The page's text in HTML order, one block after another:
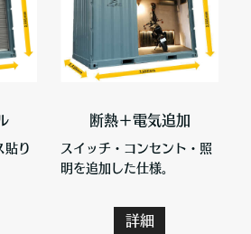
貼り
断熱＋電気追加
スイッチ・コンセント・照
明を追加した仕様。
詳細